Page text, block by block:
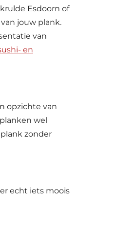
Esdoorn of
jouw plank.
van
en
opzichte van
wel
zonder
echt iets moois